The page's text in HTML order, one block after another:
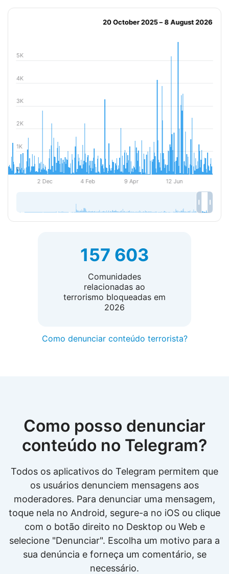
157 603
Comunidades
relacionadas ao
terrorismo bloqueadas em
2026
Como denunciar conteúdo terrorista?
Como posso denunciar
conteúdo no Telegram?
Todos os aplicativos do Telegram permitem que
os usuários denunciem mensagens aos
moderadores. Para denunciar uma mensagem,
toque nela no Android, segure-a no iOS ou clique
com o botão direito no Desktop ou Web e
selecione "Denunciar". Escolha um motivo para a
sua denúncia e forneça um comentário, se
necessário.